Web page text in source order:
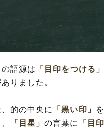
の語源は 「目印をつける」
りました。
的の中央に 「黒い印」
「目星」の言葉に 「目印